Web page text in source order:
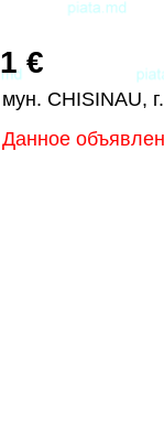
1 €
мун. CHISINAU,
Данное